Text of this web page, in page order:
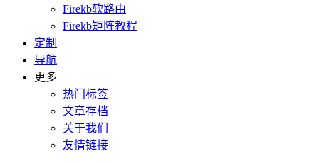
Firekb软路由
Firekb矩阵教程
定制
导航
更多
热门标签
文章存档
关于我们
友情链接